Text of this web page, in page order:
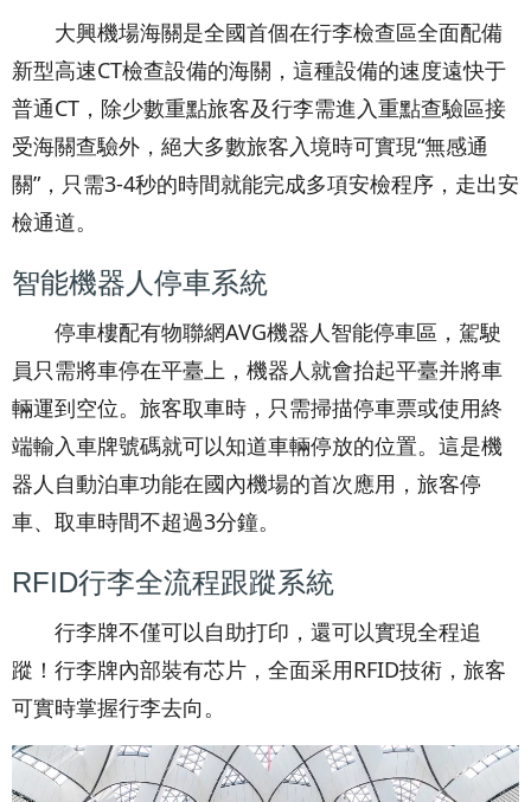
大興機場海關是全國首個在行李檢查區全面配備
新型高速CT檢查設備的海關，這種設備的速度遠快于
普通CT，除少數重點旅客及行李需進入重點查驗區接
受海關查驗外，絕大多數旅客入境時可實現“無感通
關”，只需3-4秒的時間就能完成多項安檢程序，走出安
檢通道。
智能機器人停車系統
停車樓配有物聯網AVG機器人智能停車區，駕駛
員只需將車停在平臺上，機器人就會抬起平臺并將車
輛運到空位。旅客取車時，只需掃描停車票或使用終
端輸入車牌號碼就可以知道車輛停放的位置。這是機
器人自動泊車功能在國內機場的首次應用，旅客停
車、取車時間不超過3分鐘。
RFID行李全流程跟蹤系統
行李牌不僅可以自助打印，還可以實現全程追
蹤！行李牌內部裝有芯片，全面采用RFID技術，旅客
可實時掌握行李去向。